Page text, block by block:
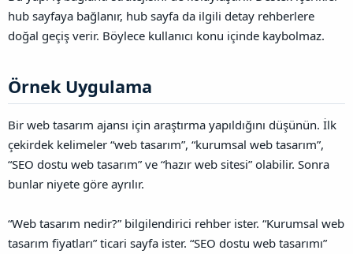
hub sayfaya bağlanır, hub sayfa da ilgili detay rehberlere
doğal geçiş verir. Böylece kullanıcı konu içinde kaybolmaz.
Örnek Uygulama​
Bir web tasarım ajansı için araştırma yapıldığını düşünün. İlk
çekirdek kelimeler “web tasarım”, “kurumsal web tasarım”,
“SEO dostu web tasarım” ve “hazır web sitesi” olabilir. Sonra
bunlar niyete göre ayrılır.
“Web tasarım nedir?” bilgilendirici rehber ister. “Kurumsal web
tasarım fiyatları” ticari sayfa ister. “SEO dostu web tasarımı”